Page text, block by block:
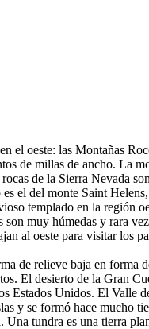
el oeste: las Montañas
de millas de ancho. La
de la Sierra Nevada
el del monte Saint
templado en la región
muy húmedas y rara
al oeste para visitar los
de relieve baja en forma
El desierto de la Gran
Estados Unidos. El Valle
y se formó hace mucho
Una tundra es una tierra